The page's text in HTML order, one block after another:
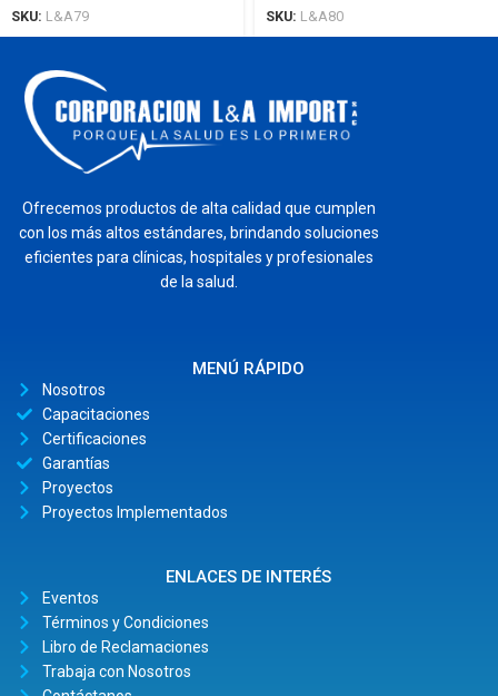
SKU: L&A79 SKU: L&A80
Ofrecemos productos de alta calidad que cumplen
con los más altos estándares, brindando soluciones
eficientes para clínicas, hospitales y profesionales
de la salud.
MENÚ RÁPIDO
Nosotros
Capacitaciones
Certificaciones
Garantías
Proyectos
Proyectos Implementados
ENLACES DE INTERÉS
Eventos
Términos y Condiciones
Libro de Reclamaciones
Trabaja con Nosotros